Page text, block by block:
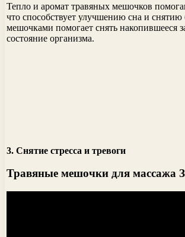
Тепло и аромат травяных мешочков
что способствует улучшению сна и
мешочками помогает снять накопившееся
состояние организма.
3. Снятие стресса и тревоги
Травяные мешочки для